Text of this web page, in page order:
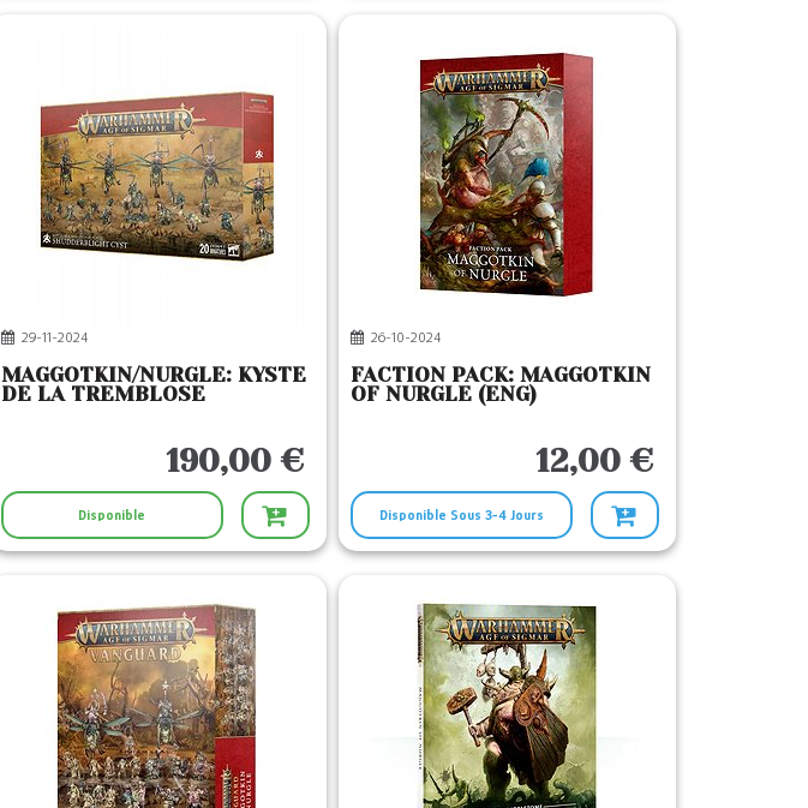
29-11-2024
MAGGOTKIN/NURGLE: KYSTE
DE LA TREMBLOSE
190,00 €
Disponible
26-10-2024
FACTION PACK: MAGGOTKIN
OF NURGLE (ENG)
12,00 €
Disponible Sous 3-4 Jours